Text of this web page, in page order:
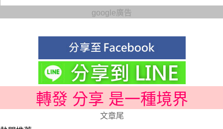
google廣告
轉發 分享 是一種境界
文章尾